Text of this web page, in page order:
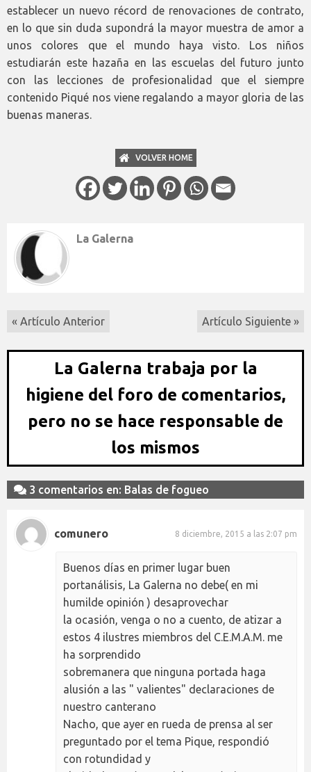
establecer un nuevo récord de renovaciones de contrato,
en lo que sin duda supondrá la mayor muestra de amor a
unos colores que el mundo haya visto. Los niños
estudiarán este hazaña en las escuelas del futuro junto
con las lecciones de profesionalidad que el siempre
contenido Piqué nos viene regalando a mayor gloria de las
buenas maneras.
VOLVER HOME
La Galerna
« Artículo Anterior Artículo Siguiente »
La Galerna trabaja por la
higiene del foro de comentarios,
pero no se hace responsable de
los mismos
3 comentarios en: Balas de fogueo
comunero 8 diciembre, 2015 a las 2:07 pm
Buenos días en primer lugar buen
portanálisis, La Galerna no debe( en mi
humilde opinión ) desaprovechar
la ocasión, venga o no a cuento, de atizar a
estos 4 ilustres miembros del C.E.M.A.M. me
ha sorprendido
sobremanera que ninguna portada haga
alusión a las " valientes" declaraciones de
nuestro canterano
Nacho, que ayer en rueda de prensa al ser
preguntado por el tema Pique, respondió
con rotundidad y